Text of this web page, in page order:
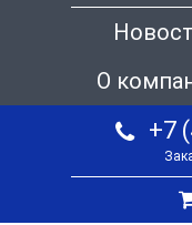
О
+7